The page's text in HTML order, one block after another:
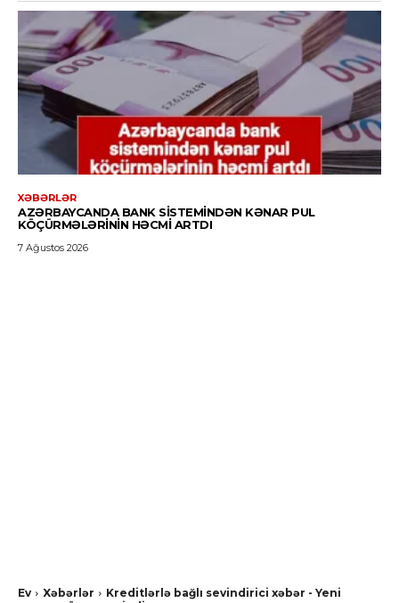
XƏBƏRLƏR
AZƏRBAYCANDA BANK SISTEMINDƏN KƏNAR PUL
KÖÇÜRMƏLƏRININ HƏCMI ARTDI
7 Ağustos 2026